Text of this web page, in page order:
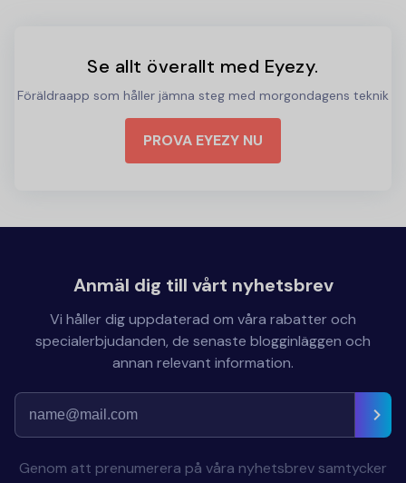
Se allt överallt med Eyezy.
Föräldraapp som håller jämna steg med morgondagens teknik
PROVA EYEZY NU
Anmäl dig till vårt nyhetsbrev
Vi håller dig uppdaterad om våra rabatter och
specialerbjudanden, de senaste blogginläggen och
annan relevant information.
Genom att prenumerera på våra nyhetsbrev samtycker